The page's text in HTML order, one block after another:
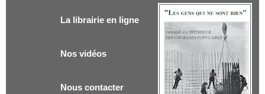
La librairie en ligne
Nos vidéos
Nous contacter